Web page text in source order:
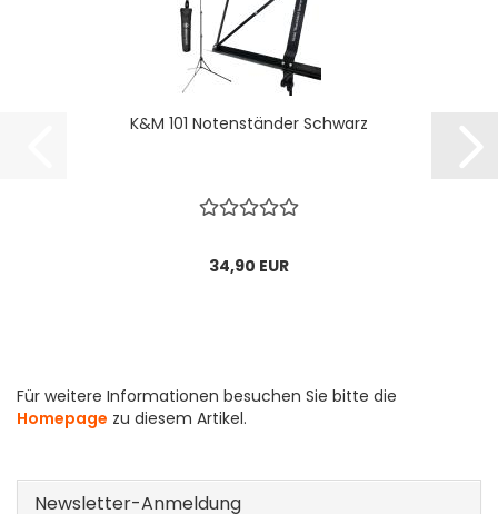
K&M 101 Notenständer Schwarz
34,90 EUR
Für weitere Informationen besuchen Sie bitte die
Homepage zu diesem Artikel.
Newsletter-Anmeldung